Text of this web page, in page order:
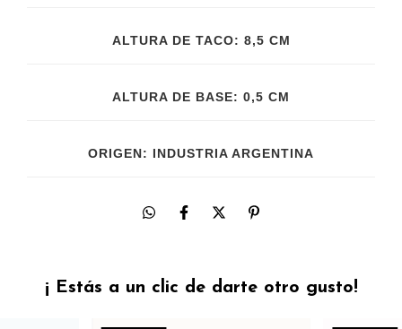
ALTURA DE TACO: 8,5 CM
ALTURA DE BASE: 0,5 CM
ORIGEN: INDUSTRIA ARGENTINA
¡ Estás a un clic de darte otro gusto!